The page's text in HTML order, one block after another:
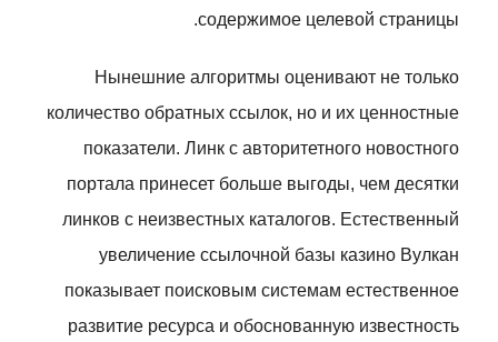
содержимое целевой страницы.
Нынешние алгоритмы оценивают не только
количество обратных ссылок, но и их ценностные
показатели. Линк с авторитетного новостного
портала принесет больше выгоды, чем десятки
линков с неизвестных каталогов. Естественный
увеличение ссылочной базы казино Вулкан
показывает поисковым системам естественное
развитие ресурса и обоснованную известность